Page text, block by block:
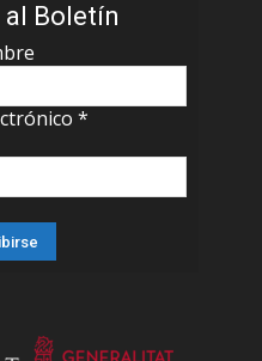
al Boletín
*